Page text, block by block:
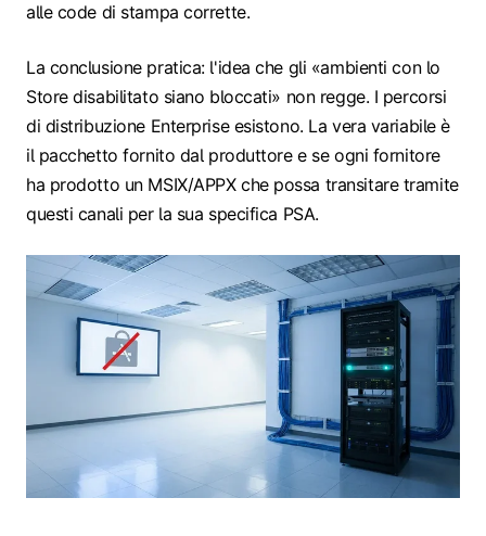
alle code di stampa corrette.
La conclusione pratica: l'idea che gli «ambienti con lo
Store disabilitato siano bloccati» non regge. I percorsi
di distribuzione Enterprise esistono. La vera variabile è
il pacchetto fornito dal produttore e se ogni fornitore
ha prodotto un MSIX/APPX che possa transitare tramite
questi canali per la sua specifica PSA.